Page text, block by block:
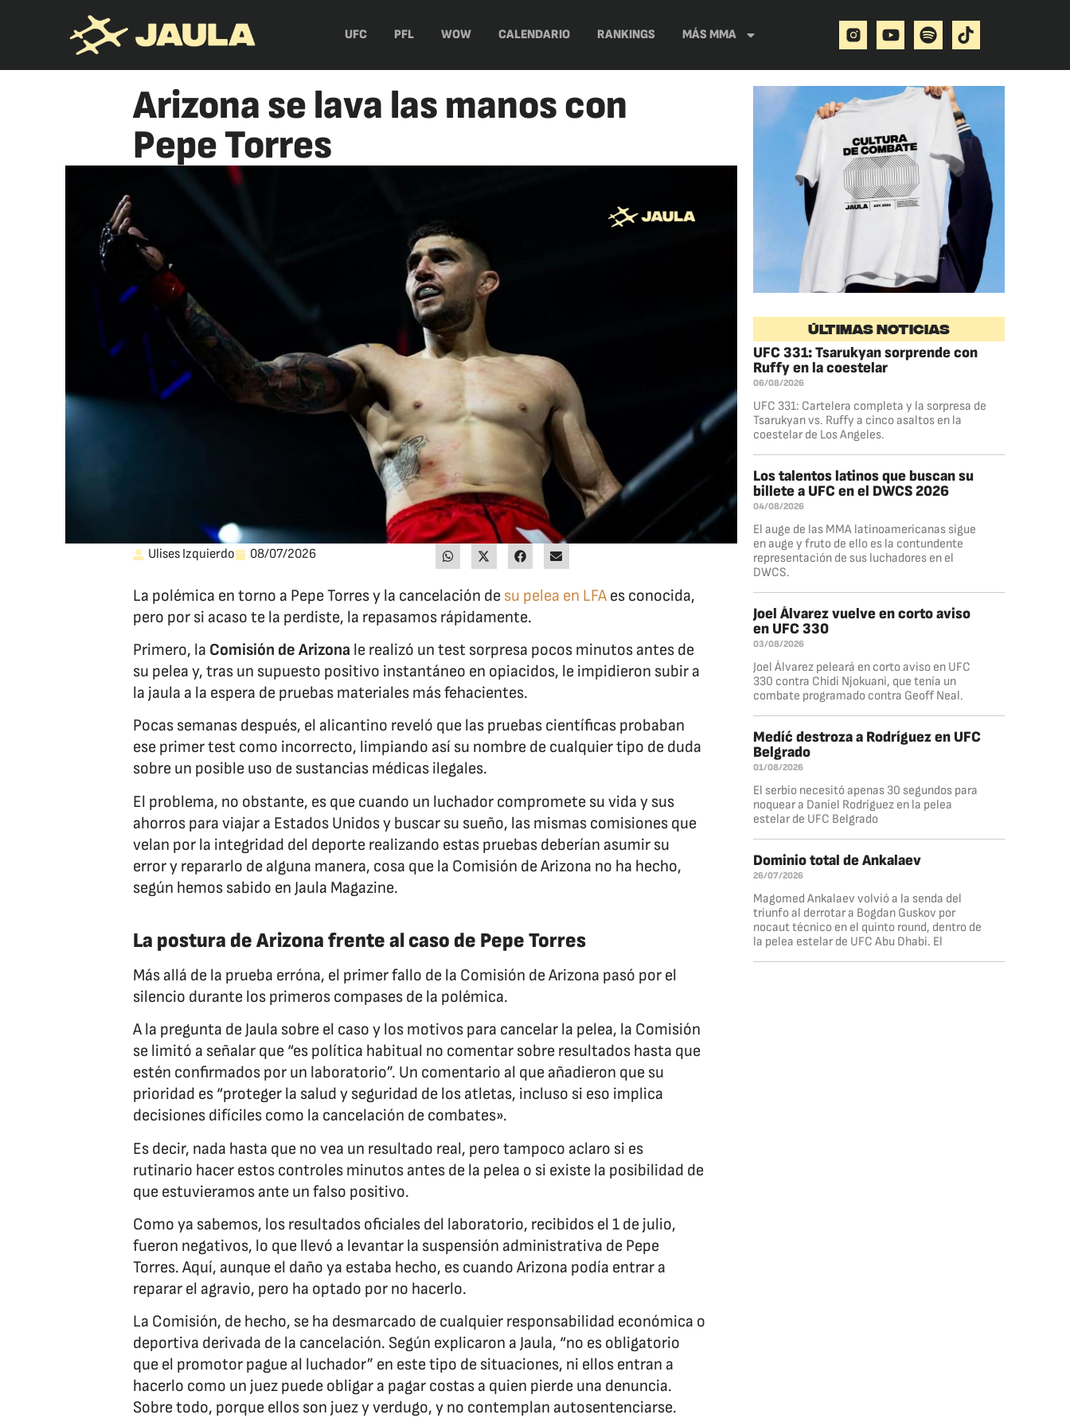
UFC PFL WOW CALENDARIO RANKINGS MÁS MMA
Arizona se lava las manos con
Pepe Torres
Ulises Izquierdo 08/07/2026
La polémica en torno a Pepe Torres y la cancelación de su pelea en LFA es conocida,
pero por si acaso te la perdiste, la repasamos rápidamente.
Primero, la Comisión de Arizona le realizó un test sorpresa pocos minutos antes de
su pelea y, tras un supuesto positivo instantáneo en opiacidos, le impidieron subir a
la jaula a la espera de pruebas materiales más fehacientes.
Pocas semanas después, el alicantino reveló que las pruebas científicas probaban
ese primer test como incorrecto, limpiando así su nombre de cualquier tipo de duda
sobre un posible uso de sustancias médicas ilegales.
El problema, no obstante, es que cuando un luchador compromete su vida y sus
ahorros para viajar a Estados Unidos y buscar su sueño, las mismas comisiones que
velan por la integridad del deporte realizando estas pruebas deberían asumir su
error y repararlo de alguna manera, cosa que la Comisión de Arizona no ha hecho,
según hemos sabido en Jaula Magazine.
La postura de Arizona frente al caso de Pepe Torres
Más allá de la prueba erróna, el primer fallo de la Comisión de Arizona pasó por el
silencio durante los primeros compases de la polémica.
A la pregunta de Jaula sobre el caso y los motivos para cancelar la pelea, la Comisión
se limitó a señalar que “es política habitual no comentar sobre resultados hasta que
estén confirmados por un laboratorio”. Un comentario al que añadieron que su
prioridad es “proteger la salud y seguridad de los atletas, incluso si eso implica
decisiones difíciles como la cancelación de combates».
Es decir, nada hasta que no vea un resultado real, pero tampoco aclaro si es
rutinario hacer estos controles minutos antes de la pelea o si existe la posibilidad de
que estuvieramos ante un falso positivo.
Como ya sabemos, los resultados oficiales del laboratorio, recibidos el 1 de julio,
fueron negativos, lo que llevó a levantar la suspensión administrativa de Pepe
Torres. Aquí, aunque el daño ya estaba hecho, es cuando Arizona podía entrar a
reparar el agravio, pero ha optado por no hacerlo.
La Comisión, de hecho, se ha desmarcado de cualquier responsabilidad económica o
deportiva derivada de la cancelación. Según explicaron a Jaula, “no es obligatorio
que el promotor pague al luchador” en este tipo de situaciones, ni ellos entran a
hacerlo como un juez puede obligar a pagar costas a quien pierde una denuncia.
Sobre todo, porque ellos son juez y verdugo, y no contemplan autosentenciarse.
ÚLTIMAS NOTICIAS
UFC 331: Tsarukyan sorprende con
Ruffy en la coestelar
06/08/2026
UFC 331: Cartelera completa y la sorpresa de
Tsarukyan vs. Ruffy a cinco asaltos en la
coestelar de Los Angeles.
Los talentos latinos que buscan su
billete a UFC en el DWCS 2026
04/08/2026
El auge de las MMA latinoamericanas sigue
en auge y fruto de ello es la contundente
representación de sus luchadores en el
DWCS.
Joel Álvarez vuelve en corto aviso
en UFC 330
03/08/2026
Joel Álvarez peleará en corto aviso en UFC
330 contra Chidi Njokuani, que tenía un
combate programado contra Geoff Neal.
Medíć destroza a Rodríguez en UFC
Belgrado
01/08/2026
El serbio necesitó apenas 30 segundos para
noquear a Daniel Rodríguez en la pelea
estelar de UFC Belgrado
Dominio total de Ankalaev
26/07/2026
Magomed Ankalaev volvió a la senda del
triunfo al derrotar a Bogdan Guskov por
nocaut técnico en el quinto round, dentro de
la pelea estelar de UFC Abu Dhabi. El